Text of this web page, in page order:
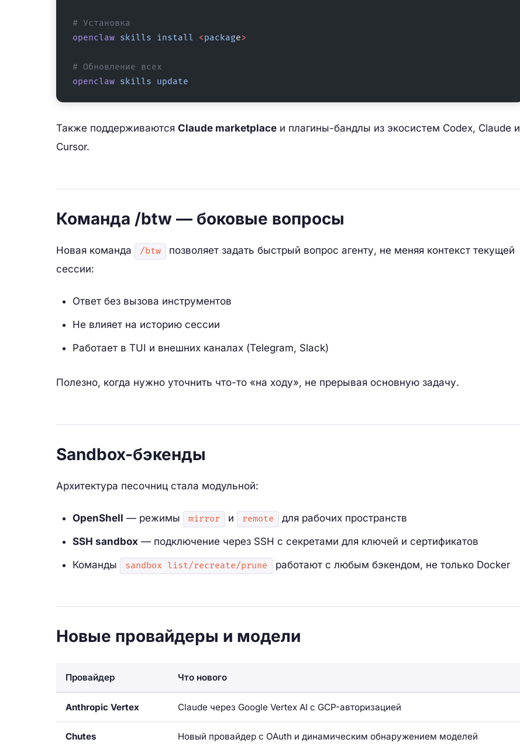
# Установка
openclaw skills install <package>
# Обновление всех
openclaw skills update
Также поддерживаются Claude marketplace и плагины-бандлы из экосистем Codex, Claude и
Cursor.
Команда /btw — боковые вопросы
Новая команда /btw
позволяет задать быстрый вопрос агенту, не меняя контекст текущей
сессии:
Ответ без вызова инструментов
Не влияет на историю сессии
Работает в TUI и внешних каналах (Telegram, Slack)
Полезно, когда нужно уточнить что-то «на ходу», не прерывая основную задачу.
Sandbox-бэкенды
Архитектура песочниц стала модульной:
OpenShell — режимы mirror и remote
для рабочих пространств
SSH sandbox — подключение через SSH с секретами для ключей и сертификатов
Команды
sandbox list/recreate/prune работают с любым бэкендом, не только Docker
Новые провайдеры и модели
Провайдер Что нового
Anthropic Vertex Claude через Google Vertex AI с GCP-авторизацией
Chutes Новый провайдер с OAuth и динамическим обнаружением моделей